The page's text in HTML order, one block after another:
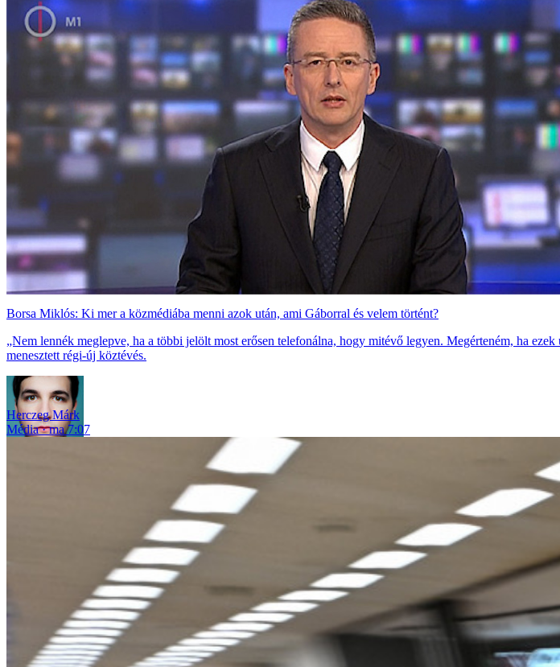
Borsa Miklós: Ki mer a közmédiába menni azok után, ami Gáborral és velem történt?
„Nem lennék meglepve, ha a többi jelölt most erősen telefonálna, hogy mitévő legyen. Megérteném, ha
menesztett régi-új köztévés.
Herczeg Márk
Média
ma 7:07